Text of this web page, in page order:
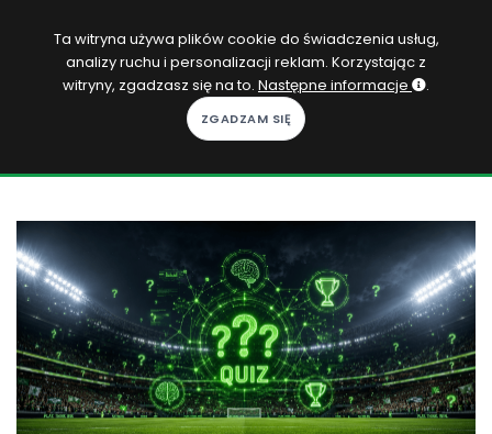
Zaloguj się
KOPACAK
DO DOMU
ROZGRYWKI
QUIZY
GRY
SUBSKRYPCJA
Ta witryna używa plików cookie do świadczenia usług,
analizy ruchu i personalizacji reklam. Korzystając z
witryny, zgadzasz się na to. Następne informacje .